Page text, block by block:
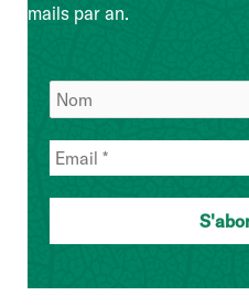
mails par an.